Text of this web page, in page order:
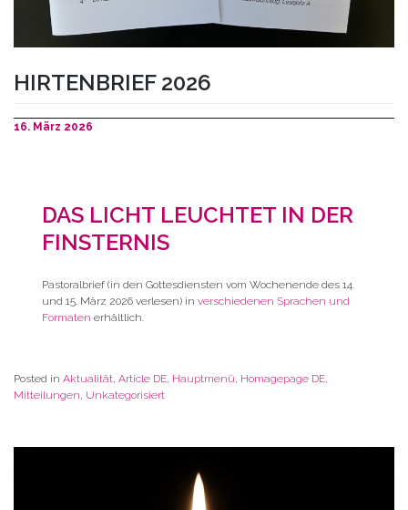
HIRTENBRIEF 2026
16. März 2026
DAS LICHT LEUCHTET IN DER
FINSTERNIS
Pastoralbrief (in den Gottesdiensten vom Wochenende des 14.
und 15. März 2026 verlesen) in verschiedenen Sprachen und
Formaten erhältlich.
Posted in Aktualität Article DE Hauptmenü Homagepage DE
Mitteilungen Unkategorisiert